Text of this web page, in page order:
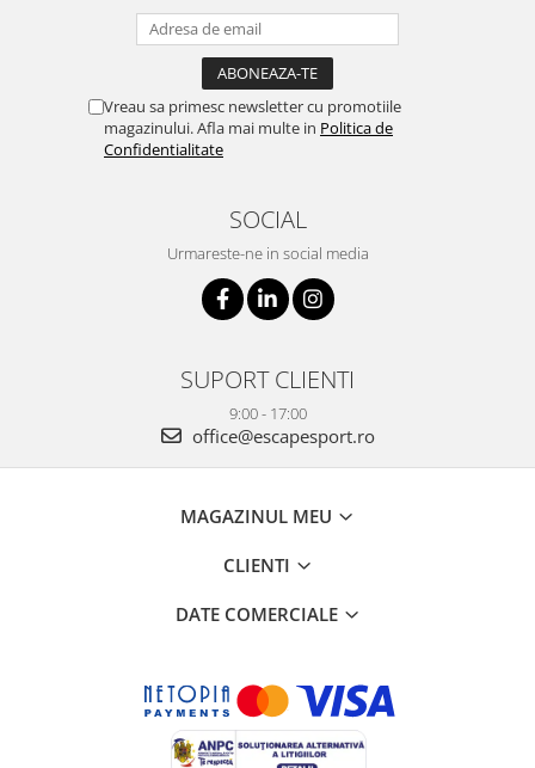
Vreau sa primesc newsletter cu promotiile
magazinului. Afla mai multe in Politica de
Confidentialitate
SOCIAL
Urmareste-ne in social media
SUPORT CLIENTI
9:00 - 17:00
office@escapesport.ro
MAGAZINUL MEU
CLIENTI
DATE COMERCIALE